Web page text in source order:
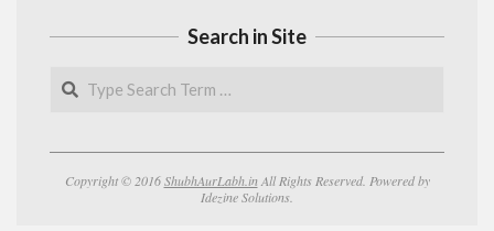
Search in Site
Search
Copyright © 2016ShubhAurLabh.in All Rights Reserved. Powered by
Idezine Solutions.